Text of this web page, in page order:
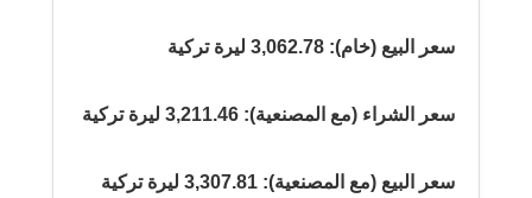
سعر البيع (خام): 3,062.78 ليرة تركية
سعر الشراء (مع المصنعية): 3,211.46 ليرة تركية
سعر البيع (مع المصنعية): 3,307.81 ليرة تركية